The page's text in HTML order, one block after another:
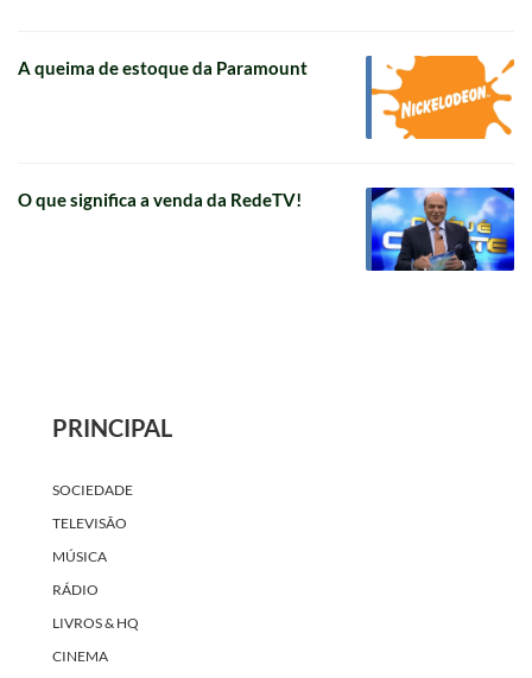
A queima de estoque da Paramount
O que significa a venda da RedeTV!
PRINCIPAL
SOCIEDADE
TELEVISÃO
MÚSICA
RÁDIO
LIVROS & HQ
CINEMA